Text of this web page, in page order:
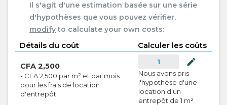
Il s'agit d'une estimation basée sur une série
d'hypothèses que vous pouvez vérifier.
modifyto calculate your own costs:
Détails du coût Calculer les coûts
CFA 2,500
- CFA2,500 par m² et par mois
pour les frais de location
d'entrepôt
1 mode_edit
Nous avons pris
l'hypothèse d'une
location d'un
entrepôt de 1 m²